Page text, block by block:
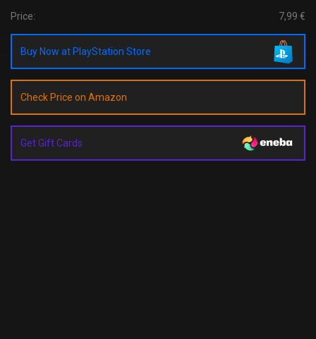
Price: 7,99 €
Buy Now at PlayStation Store
Check Price on Amazon
Get Gift Cards